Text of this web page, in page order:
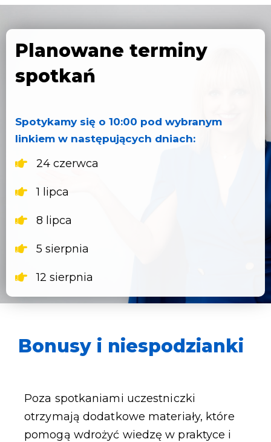
Planowane terminy
spotkań
Spotykamy się o 10:00 pod wybranym
linkiem w następujących dniach:
24 czerwca
1 lipca
8 lipca
5 sierpnia
12 sierpnia
Bonusy i niespodzianki
Poza spotkaniami uczestniczki
otrzymają dodatkowe materiały, które
pomogą wdrożyć wiedzę w praktyce i